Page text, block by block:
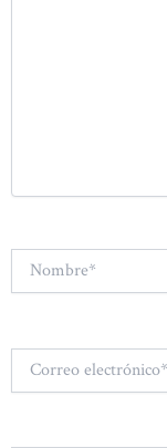
Nombre*
electrónico*